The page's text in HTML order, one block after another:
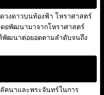
วงดาวบนท้องฟ้า โหราศาสตร์
ยพัฒนามาจากโหราศาสตร์
พัฒนาต่อยอดตามลำดับจนถึง
คนาและพระจันทร์ในการ